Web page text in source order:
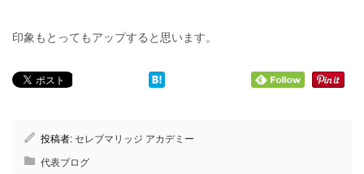
印象もとってもアップすると思います。
投稿者: セレブマリッジ アカデミー
代表ブログ